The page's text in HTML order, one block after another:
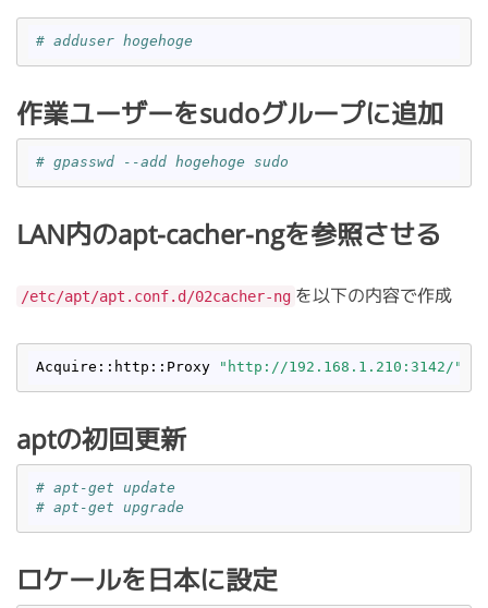
# adduser hogehoge
作業ユーザーをsudoグループに追加
# gpasswd --add hogehoge sudo
LAN内のapt-cacher-ngを参照させる
/etc/apt/apt.conf.d/02cacher-ng を以下の内容で作成
Acquire::http::Proxy "http://192.168.1.210:3142/"
aptの初回更新
# apt-get update
# apt-get upgrade
ロケールを日本に設定